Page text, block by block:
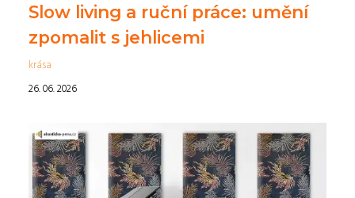
Slow living a ruční práce: umění
zpomalit s jehlicemi
krása
26. 06. 2026